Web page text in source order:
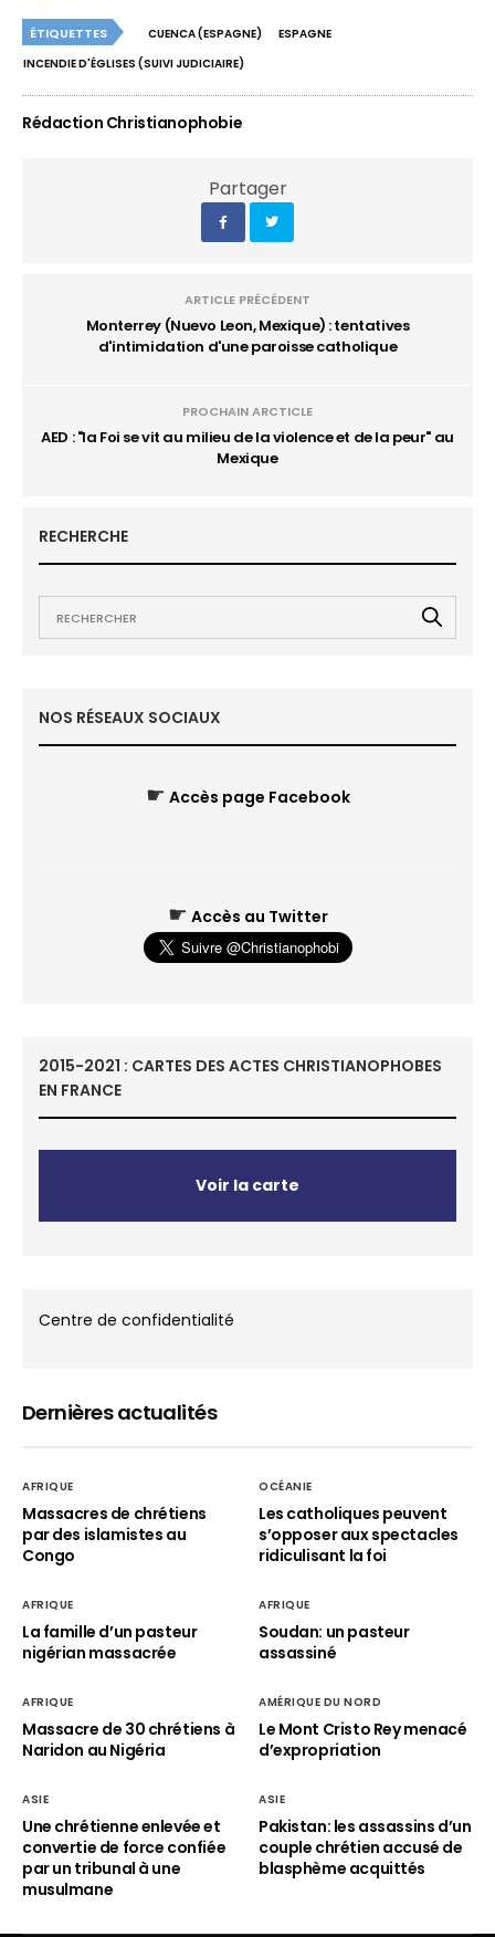
ÉTIQUETTES CUENCA (ESPAGNE)
ESPAGNE
INCENDIE D'ÉGLISES (SUIVI JUDICIAIRE)
Rédaction Christianophobie
Partager
ARTICLE PRÉCÉDENT
Monterrey (Nuevo Leon, Mexique) : tentatives
d'intimidation d'une paroisse catholique
PROCHAIN ARCTICLE
AED : "la Foi se vit au milieu de la violence et de la peur" au
Mexique
RECHERCHE
NOS RÉSEAUX SOCIAUX
☛ Accès page Facebook
☛ Accès au Twitter
2015-2021 : CARTES DES ACTES CHRISTIANOPHOBES
EN FRANCE
Voir la carte
Centre de confidentialité
Dernières actualités
AFRIQUE
Massacres de chrétiens
par des islamistes au
Congo
OCÉANIE
Les catholiques peuvent
s’opposer aux spectacles
ridiculisant la foi
AFRIQUE
La famille d’un pasteur
nigérian massacrée
AFRIQUE
Soudan: un pasteur
assassiné
AFRIQUE
Massacre de 30 chrétiens à
Naridon au Nigéria
AMÉRIQUE DU NORD
Le Mont Cristo Rey menacé
d’expropriation
ASIE
Une chrétienne enlevée et
convertie de force confiée
par un tribunal à une
musulmane
ASIE
Pakistan: les assassins d’un
couple chrétien accusé de
blasphème acquittés